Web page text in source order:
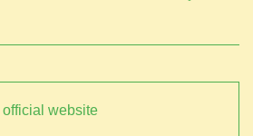
official website